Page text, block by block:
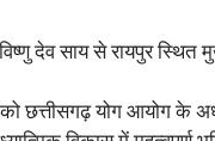
देव साय से रायपुर स्थित
छत्तीसगढ़ योग आयोग के